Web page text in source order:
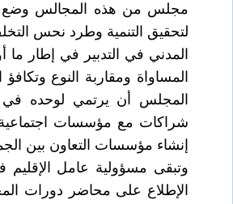
مجلس من هذه المجالس وضع
لتحقيق التنمية وطرد نحس
المدني في التدبير في إطار
المساواة ومقاربة النوع
المجلس أن يرتمي لوحده
شراكات مع مؤسسات اجتماعية
إنشاء مؤسسات التعاون بين
وتبقى مسؤولية عامل
الإطلاع على محاضر دورات